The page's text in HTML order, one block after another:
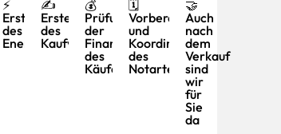
⚡
Erstellung
des
Energieausweises
✍️
Erstellung
des
Kaufvertragsentwurfs
💰
Prüfung
der
Finanzierung
des
Käufers
🗓️
Vorbereitung
und
Koordinierung
des
Notartermins
🤝
Auch
nach
dem
Verkauf
sind
wir
für
Sie
da